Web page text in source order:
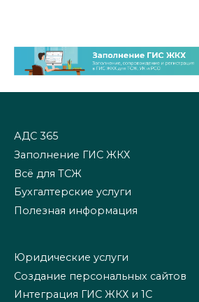
АДС 365
Заполнение ГИС ЖКХ
Всё для ТСЖ
Бухгалтерские услуги
Полезная информация
Юридические услуги
Создание персональных сайтов
Интеграция ГИС ЖКХ и 1С